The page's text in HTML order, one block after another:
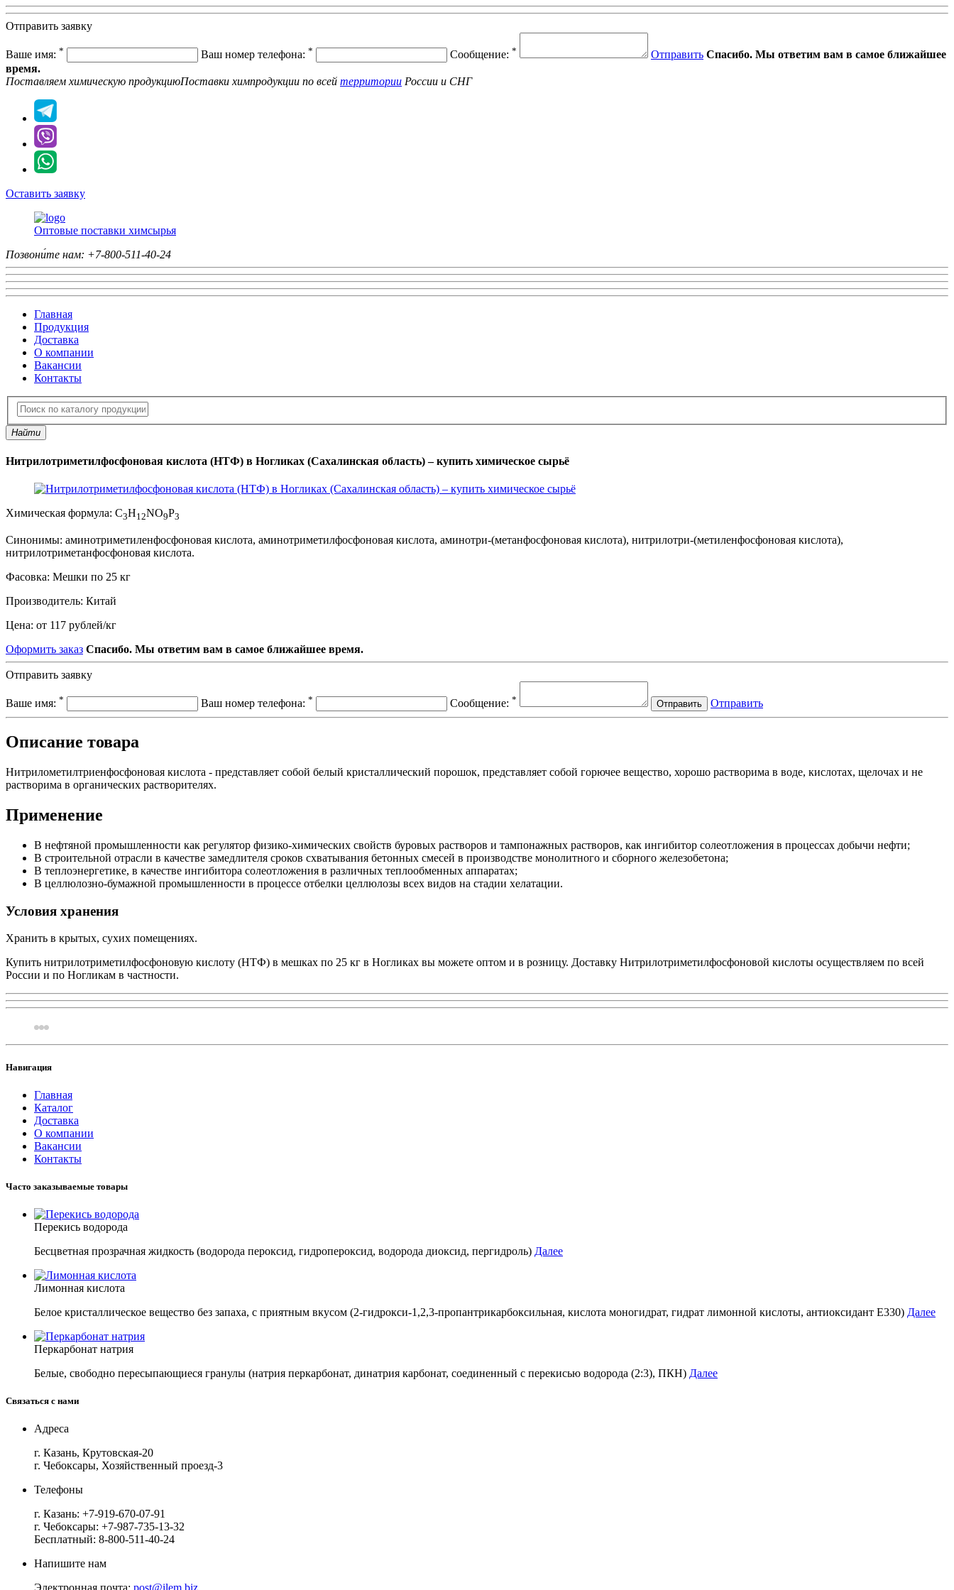
Отправить заявку
Ваше имя: * Ваш номер телефона: * Сообщение: * Отправить Спасибо. Мы ответим вам в самое ближайшее
время.
Поставляем химическую продукциюПоставки химпродукции по всей территории России и СНГ
Оставить заявку
Оптовые поставки химсырья
Позвони́те нам: +7-800-511-40-24
Главная
Продукция
Доставка
О компании
Вакансии
Контакты
Найти
Нитрилотриметилфосфоновая кислота (НТФ) в Ногликах (Сахалинская область) – купить химическое сырьё
Химическая формула: C3H12NO9P3
Синонимы: аминотриметиленфосфоновая кислота, аминотриметилфосфоновая кислота, аминотри-(метанфосфоновая кислота), нитрилотри-(метиленфосфоновая кислота),
нитрилотриметанфосфоновая кислота.
Фасовка: Мешки по 25 кг
Производитель: Китай
Цена: от 117 рублей/кг
Оформить заказ Спасибо. Мы ответим вам в самое ближайшее время.
Отправить заявку
Ваше имя: * Ваш номер телефона: * Сообщение: * Отправить Отправить
Описание товара
Нитрилометилтриенфосфоновая кислота - представляет собой белый кристаллический порошок, представляет собой горючее вещество, хорошо растворима в воде, кислотах, щелочах и не
растворима в органических растворителях.
Применение
В нефтяной промышленности как регулятор физико-химических свойств буровых растворов и тампонажных растворов, как ингибитор солеотложения в процессах добычи нефти;
В строительной отрасли в качестве замедлителя сроков схватывания бетонных смесей в производстве монолитного и сборного железобетона;
В теплоэнергетике, в качестве ингибитора солеотложения в различных теплообменных аппаратах;
В целлюлозно-бумажной промышленности в процессе отбелки целлюлозы всех видов на стадии хелатации.
Условия хранения
Хранить в крытых, сухих помещениях.
Купить нитрилотриметилфосфоновую кислоту (НТФ) в мешках по 25 кг в Ногликах вы можете оптом и в розницу. Доставку Нитрилотриметилфосфоновой кислоты осуществляем по всей
России и по Ногликам в частности.
Навигация
Главная
Каталог
Доставка
О компании
Вакансии
Контакты
Часто заказываемые товары
Перекись водорода
Бесцветная прозрачная жидкость (водорода пероксид, гидропероксид, водорода диоксид, пергидроль) Далее
Лимонная кислота
Белое кристаллическое вещество без запаха, с приятным вкусом (2-гидрокси-1,2,3-пропантрикарбоксильная, кислота моногидрат, гидрат лимонной кислоты, антиоксидант E330) Далее
Перкарбонат натрия
Белые, свободно пересыпающиеся гранулы (натрия перкарбонат, динатрия карбонат, соединенный с перекисью водорода (2:3), ПКН) Далее
Связаться с нами
Адреса
г. Казань, Крутовская-20
г. Чебоксары, Хозяйственный проезд-3
Телефоны
г. Казань: +7-919-670-07-91
г. Чебоксары: +7-987-735-13-32
Бесплатный: 8-800-511-40-24
Напишите нам